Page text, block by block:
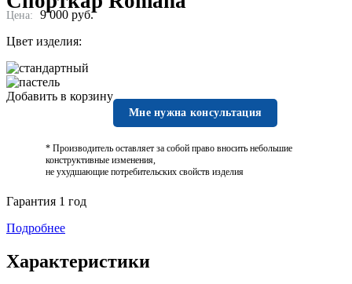
Цена: 9 000 руб.
Цвет изделия:
Добавить в корзину
Мне нужна консультация
* Производитель оставляет за собой право вносить небольшие
конструктивные изменения,
не ухудшающие потребительских свойств изделия
Гарантия 1 год
Подробнее
Характеристики